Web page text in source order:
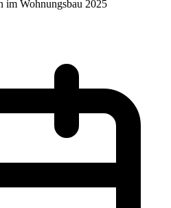
im Wohnungsbau 2025